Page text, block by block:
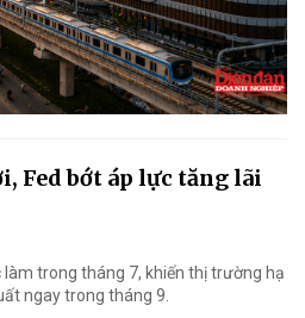
Fed bớt áp lực tăng lãi
làm trong tháng 7, khiến thị trường hạ
ngay trong tháng 9.